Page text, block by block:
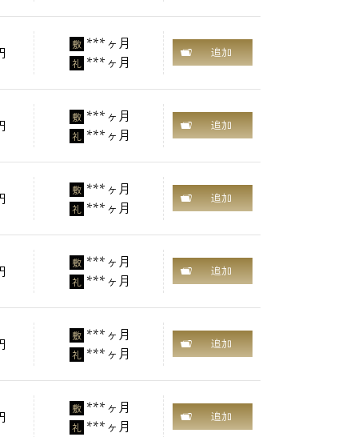
敷 ***ヶ月
礼 ***ヶ月
追加
敷 ***ヶ月
礼 ***ヶ月
追加
敷 ***ヶ月
礼 ***ヶ月
追加
敷 ***ヶ月
礼 ***ヶ月
追加
敷 ***ヶ月
礼 ***ヶ月
追加
敷 ***ヶ月
礼 ***ヶ月
追加